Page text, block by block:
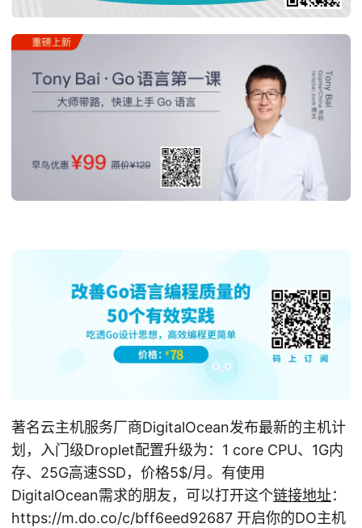
著名云主机服务厂商DigitalOcean发布最新的主机计
划，入门级Droplet配置升级为：1 core CPU、1G内
存、25G高速SSD，价格5$/月。有使用
DigitalOcean需求的朋友，可以打开这个链接地址：
https://m.do.co/c/bff6eed92687 开启你的DO主机